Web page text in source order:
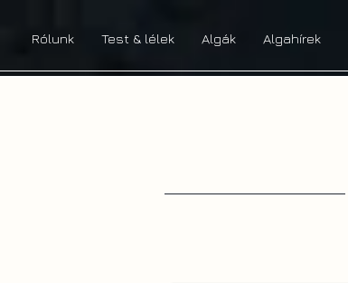
Rólunk Test & lélek Algák Algahírek